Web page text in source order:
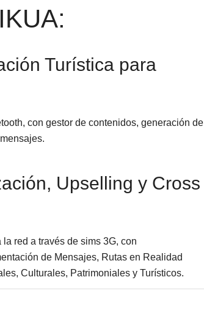
Turística para
con gestor de contenidos, generación de
Upselling y Cross
red a través de sims 3G, con
de Mensajes, Rutas en Realidad
Culturales, Patrimoniales y Turísticos.